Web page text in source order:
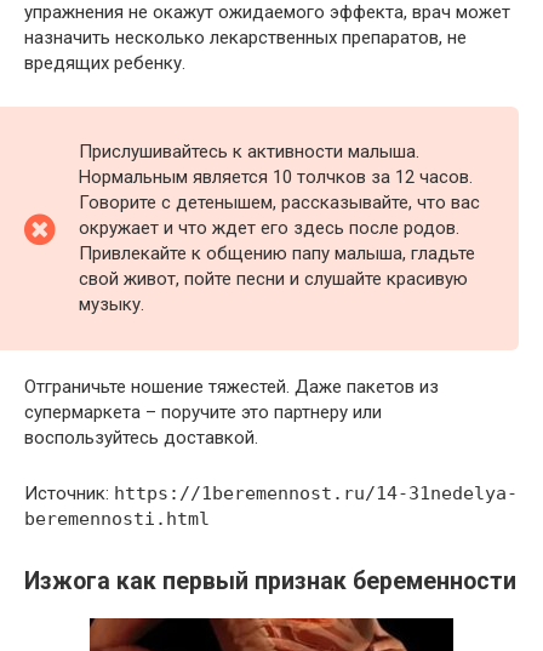
упражнения не окажут ожидаемого эффекта, врач может
назначить несколько лекарственных препаратов, не
вредящих ребенку.
Прислушивайтесь к активности малыша.
Нормальным является 10 толчков за 12 часов.
Говорите с детенышем, рассказывайте, что вас
окружает и что ждет его здесь после родов.
Привлекайте к общению папу малыша, гладьте
свой живот, пойте песни и слушайте красивую
музыку.
Отграничьте ношение тяжестей. Даже пакетов из
супермаркета – поручите это партнеру или
воспользуйтесь доставкой.
Источник: https://1beremennost.ru/14-31nedelya-
beremennosti.html
Изжога как первый признак беременности